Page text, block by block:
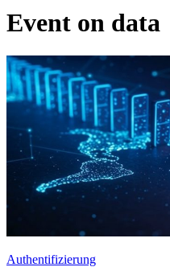
Event on data
Authentifizierung